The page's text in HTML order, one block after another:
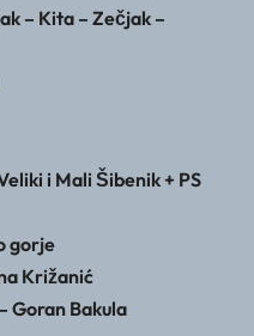
– Kita – Zečjak –
i Mali Šibenik + PS
gorje
Križanić
Goran Bakula